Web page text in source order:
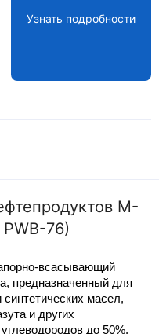
Узнать подробности
M-
PWB-76)
всасывающий
предназначенный для
масел,
и других
до 50%.